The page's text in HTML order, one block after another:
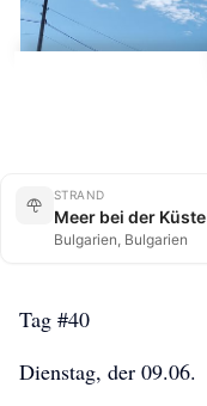
STRAND
Meer bei der Küste
Bulgarien, Bulgarien
Tag #40
Dienstag, der 09.06.